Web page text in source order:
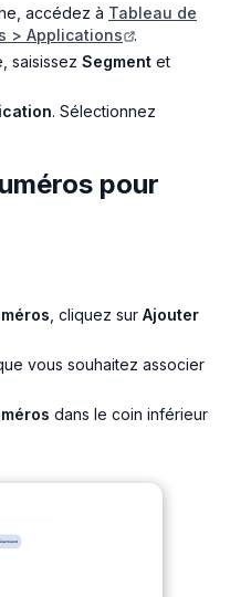
accédez à Tableau de
> Applications
.
saisissez Segment et
. Sélectionnez
pour
, cliquez sur Ajouter
vous souhaitez associer
dans le coin inférieur